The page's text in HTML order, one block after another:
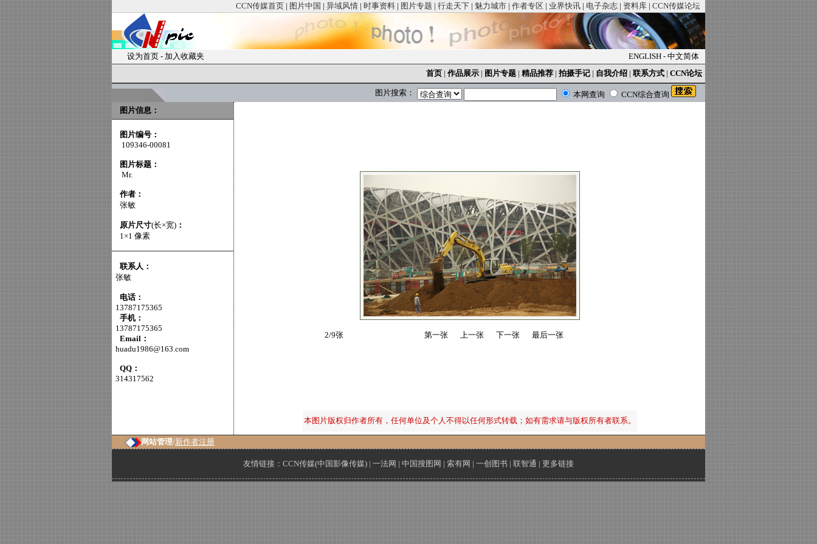
CCN传媒首页 | 图片中国 | 异域风情 | 时事资料 | 图片专题 | 行走天下 | 魅力城市 | 作者专区 | 业界快讯 | 电子杂志 | 资料库 | CCN传媒论坛
设为首页 - 加入收藏夹 ENGLISH - 中文简体
首页 | 作品展示 | 图片专题 | 精品推荐 | 拍摄手记 | 自我介绍 | 联系方式 | CCN论坛
图片搜索： 本网查询
CCN综合查询
图片信息：
图片编号：
109346-00081
图片标题：
Mr.
作者：
张敏
原片尺寸(长×宽) ：
1×1 像素
联系人：
张敏
电话：
13787175365
手机：
13787175365
Email：
huadu1986@163.com
QQ：
314317562
2/9张 第一张 上一张 下一张 最后一张
本图片版权归作者所有，任何单位及个人不得以任何形式转载；如有需求请与版权所有者联系。
网站管理/新作者注册
友情链接： CCN传媒(中国影像传媒) | 一法网 | 中国搜图网 | 索有网 | 一创图书 | 联智通 | 更多链接